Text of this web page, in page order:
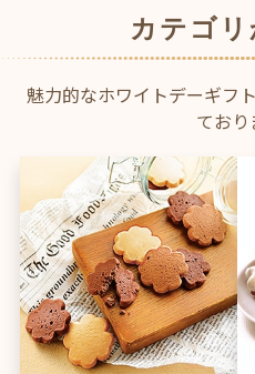
カテゴ
魅力的なホワイトデーギフ
ており